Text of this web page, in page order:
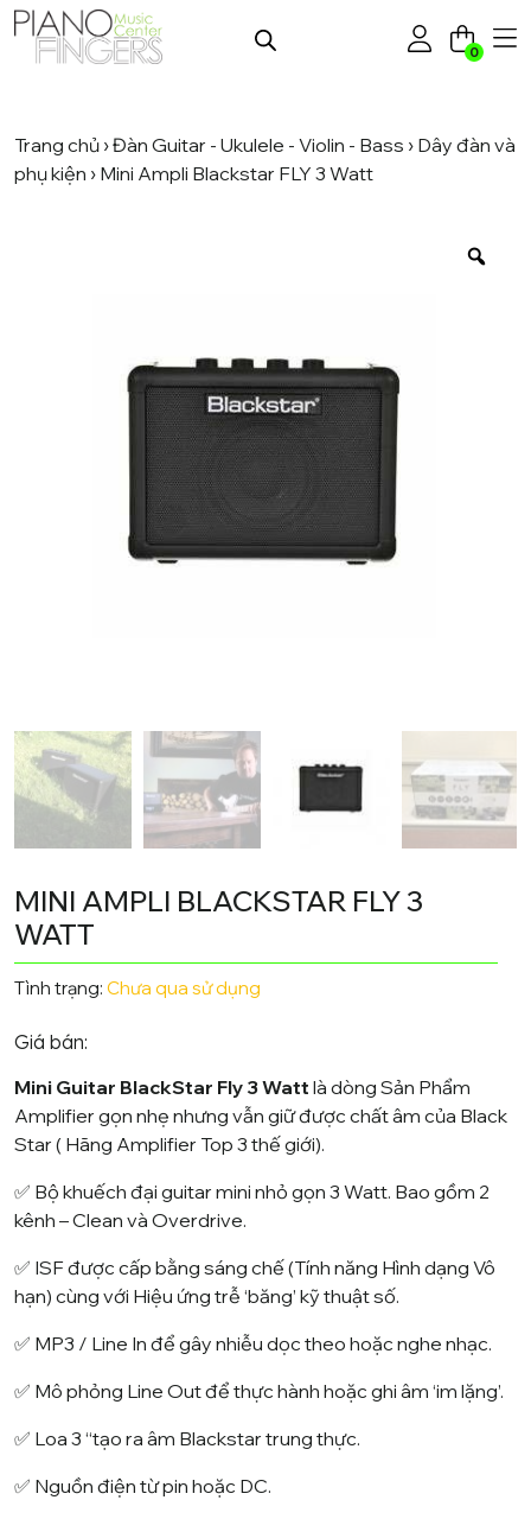
0
Trang chủ ›Đàn Guitar - Ukulele - Violin - Bass › Dây đàn và
phụ kiện › Mini Ampli Blackstar FLY 3 Watt
MINI AMPLI BLACKSTAR FLY 3
WATT
Tình trạng: Chưa qua sử dụng
Giá bán:
Mini Guitar BlackStar Fly 3 Watt là dòng Sản Phẩm
Amplifier gọn nhẹ nhưng vẫn giữ được chất âm của Black
Star ( Hãng Amplifier Top 3 thế giới).
✅ Bộ khuếch đại guitar mini nhỏ gọn 3 Watt. Bao gồm 2
kênh – Clean và Overdrive.
✅ ISF được cấp bằng sáng chế (Tính năng Hình dạng Vô
hạn) cùng với Hiệu ứng trễ ‘băng’ kỹ thuật số.
✅ MP3 / Line In để gây nhiễu dọc theo hoặc nghe nhạc.
✅ Mô phỏng Line Out để thực hành hoặc ghi âm ‘im lặng’.
✅ Loa 3 “tạo ra âm Blackstar trung thực.
✅ Nguồn điện từ pin hoặc DC.